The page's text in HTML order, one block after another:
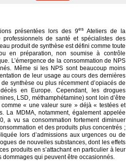
présentées lors des 9esAteliers de la
de santé et spécialistes des
produit de synthèse est défini comme toute
en préparation, non soumise à contrôle
L’émergence de la consommation de NPS
Même si les NPS sont beaucoup moins
de leur usage au cours des dernières
synthèse ou plus récemment d’opiacés de
en Europe. Cependant, les drogues
LSD, méthamphétamine) sont loin d’être
« une valeur sure » déjà « testées et
La MDMA, notamment, également appelée
a vu sa consommation fortement diminuer
et des produits plus concentrés ;
lors d’admissions aux urgences ou de
de nouvelles substances, dont les effets
produits en s’attachant en particulier à leur
qui peuvent être occasionnés.